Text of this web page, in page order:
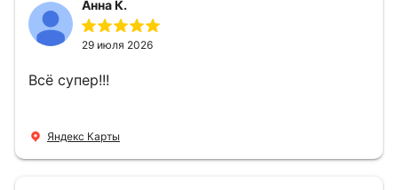
Анна К.
29 июля 2026
Всё супер!!!
Яндекс Карты